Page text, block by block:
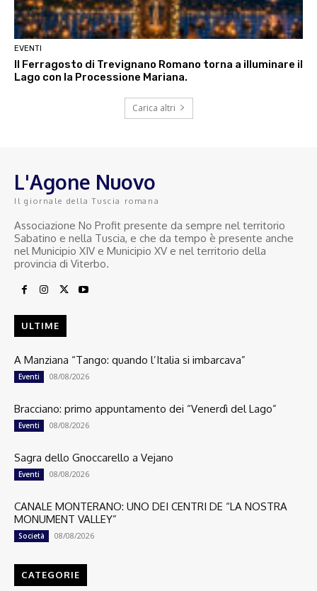
EVENTI
Il Ferragosto di Trevignano Romano torna a illuminare il
Lago con la Processione Mariana.
Carica altri
L'Agone Nuovo
Il giornale della Tuscia romana
Associazione No Profit presente da sempre nel territorio
Sabatino e nella Tuscia, e che da tempo è presente anche
nel Municipio XIV e Municipio XV e nel territorio della
provincia di Viterbo.
ULTIME
A Manziana “Tango: quando l’Italia si imbarcava”
Eventi 08/08/2026
Bracciano: primo appuntamento dei “Venerdì del Lago”
Eventi 08/08/2026
Sagra dello Gnoccarello a Vejano
Eventi 08/08/2026
CANALE MONTERANO: UNO DEI CENTRI DE “LA NOSTRA
MONUMENT VALLEY”
Società 08/08/2026
CATEGORIE